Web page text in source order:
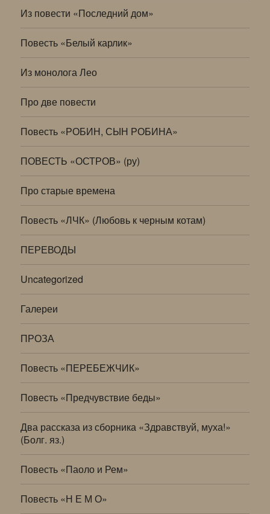
Из повести «Последний дом»
Повесть «Белый карлик»
Из монолога Лео
Про две повести
Повесть «РОБИН, СЫН РОБИНА»
ПОВЕСТЬ «ОСТРОВ» (ру)
Про старые времена
Повесть «ЛЧК» (Любовь к черным котам)
ПЕРЕВОДЫ
Uncategorized
Галереи
ПРОЗА
Повесть «ПЕРЕБЕЖЧИК»
Повесть «Предчувствие беды»
Два рассказа из сборника «Здравствуй, муха!»
(Болг. яз.)
Повесть «Паоло и Рем»
Повесть «Н Е М О»